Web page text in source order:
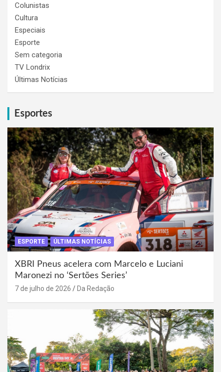
Colunistas
Cultura
Especiais
Esporte
Sem categoria
TV Londrix
Últimas Notícias
Esportes
ESPORTE ÚLTIMAS NOTÍCIAS
XBRI Pneus acelera com Marcelo e Luciani
Maronezi no ‘Sertões Series’
7 de julho de 2026 Da Redação